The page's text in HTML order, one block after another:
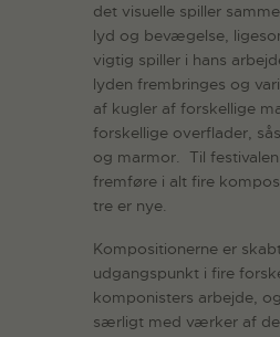
det visuelle spiller
lyd og bevægelse,
vigtig spiller i hans
lyden frembringes og
af kugler af forskellige
forskellige overflader,
og marmor. Til
fremføre i alt fire
tre er nye.
Kompositionerne er
udgangspunkt i fire
komponisters arbejde,
særligt med værker af